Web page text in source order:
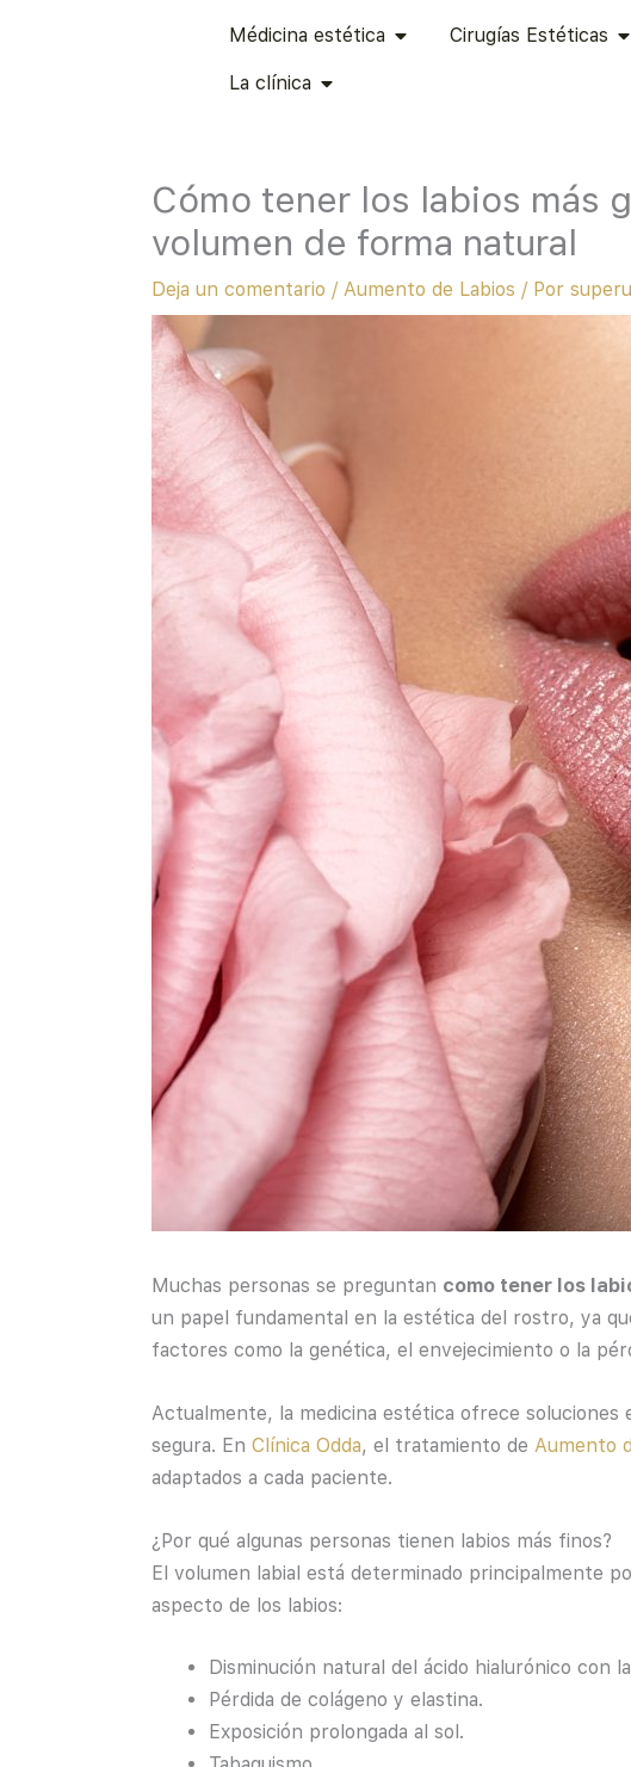
Médicina estética ABRIR MÉDICINA ESTÉTICA
Cirugías Estéticas
La clínica
Cómo tener los labios más
volumen de forma natural
Deja un comentario / Aumento de Labios / Por
Muchas personas se preguntan como tener los
un papel fundamental en la estética del rostro, ya
factores como la genética, el envejecimiento o la
Actualmente, la medicina estética ofrece soluciones
segura. En Clínica Odda, el tratamiento de Aumento
adaptados a cada paciente.
¿Por qué algunas personas tienen labios más finos?
El volumen labial está determinado principalmente
aspecto de los labios:
Disminución natural del ácido hialurónico con
Pérdida de colágeno y elastina.
Exposición prolongada al sol.